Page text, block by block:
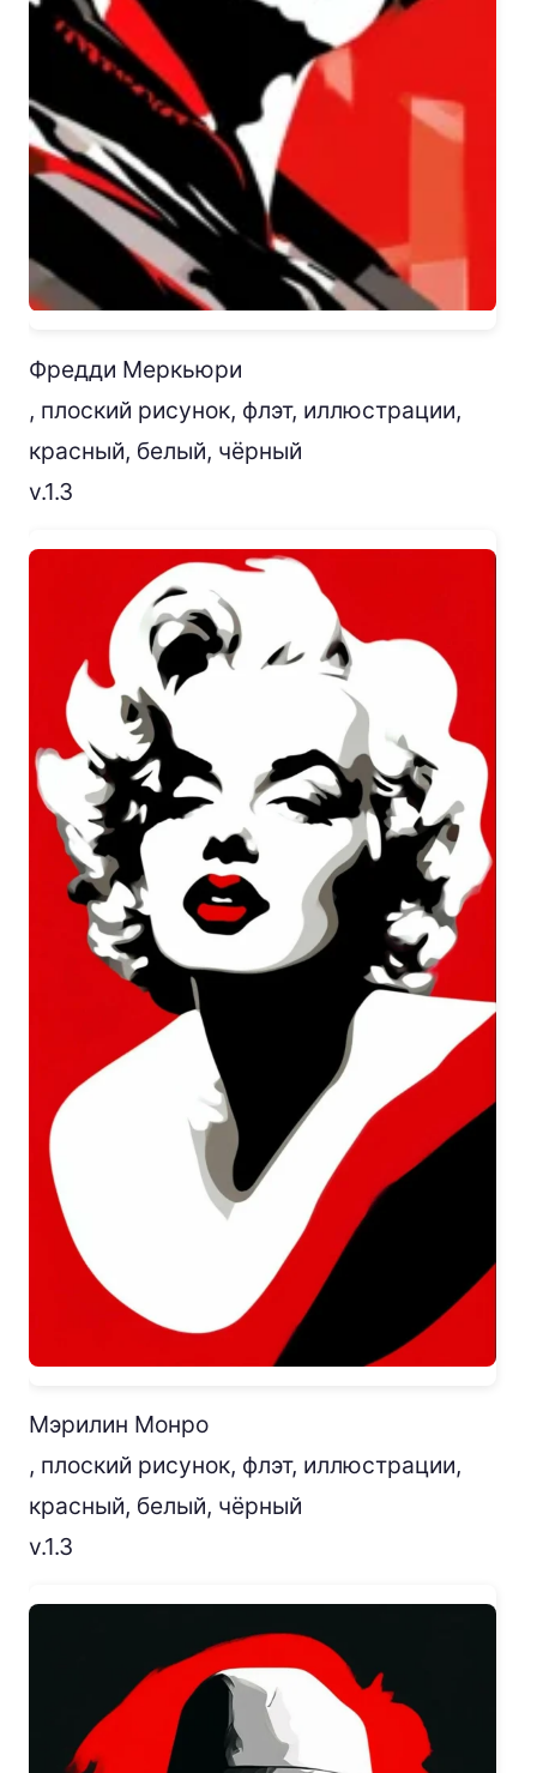
Фредди Меркьюри
, плоский рисунок, флэт, иллюстрации,
красный, белый, чёрный
v.1.3
Мэрилин Монро
, плоский рисунок, флэт, иллюстрации,
красный, белый, чёрный
v.1.3